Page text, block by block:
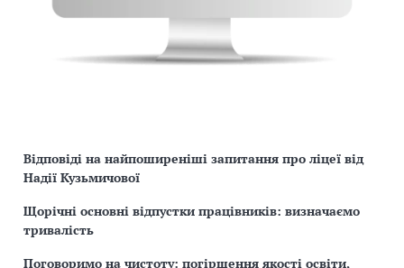
Відповіді на найпоширеніші запитання про ліцеї від
Надії Кузьмичової
Щорічні основні відпустки працівників: визначаємо
тривалість
Поговоримо на чистоту: погіршення якості освіти,